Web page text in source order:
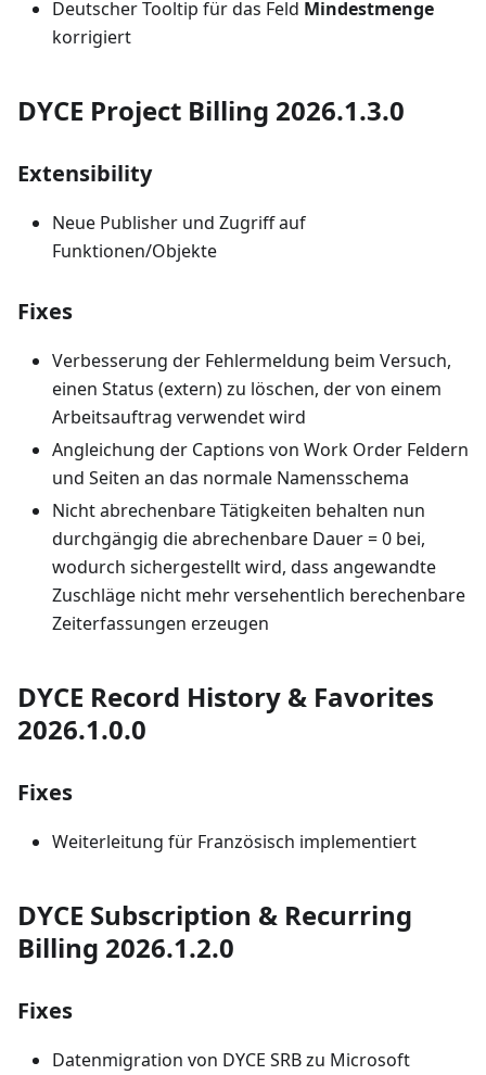
Deutscher Tooltip für das Feld Mindestmenge
korrigiert
DYCE Project Billing 2026.1.3.0
Extensibility
Neue Publisher und Zugriff auf
Funktionen/Objekte
Fixes
Verbesserung der Fehlermeldung beim Versuch,
einen Status (extern) zu löschen, der von einem
Arbeitsauftrag verwendet wird
Angleichung der Captions von Work Order Feldern
und Seiten an das normale Namensschema
Nicht abrechenbare Tätigkeiten behalten nun
durchgängig die abrechenbare Dauer = 0 bei,
wodurch sichergestellt wird, dass angewandte
Zuschläge nicht mehr versehentlich berechenbare
Zeiterfassungen erzeugen
DYCE Record History & Favorites
2026.1.0.0
Fixes
Weiterleitung für Französisch implementiert
DYCE Subscription & Recurring
Billing 2026.1.2.0
Fixes
Datenmigration von DYCE SRB zu Microsoft